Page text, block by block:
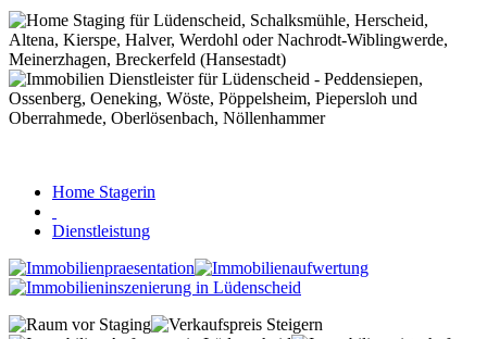
Home Stagerin
Dienstleistung